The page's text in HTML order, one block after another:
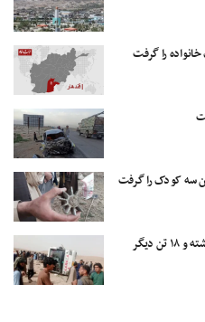
را گرفت
سه کودک را گرفت
در یک رویداد ترافیکی در قندهار شش تن کشته و ۱۸ تن دیگر